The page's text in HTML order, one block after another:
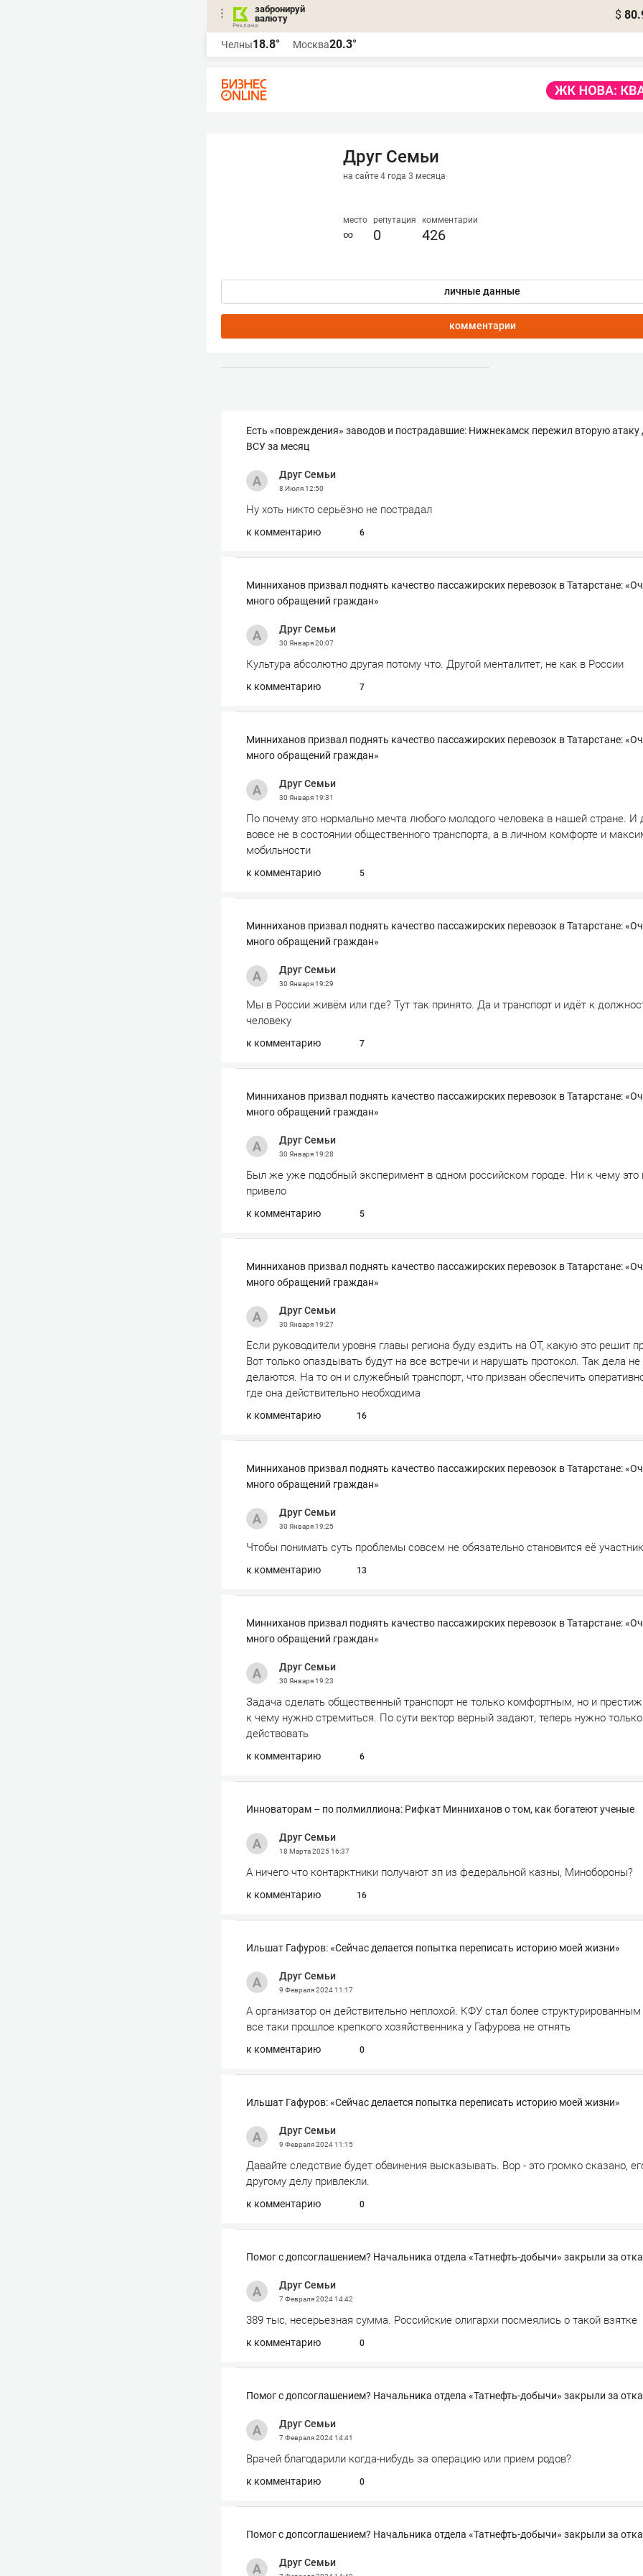
забронируй
валюту
$
Челны18.8° Москва20.3°
Друг Семьи
на сайте 4 года 3 месяца
место
∞
репутация
0
комментарии
426
личные данные
комментарии
Есть «повреждения» заводов и пострадавшие: Нижнекамск пережил вторую атаку
ВСУ за месяц
Друг Семьи
8 Июля12:50
Ну хоть никто серьёзно не пострадал
к комментарию 6
Минниханов призвал поднять качество пассажирских перевозок в Татарстане:
много обращений граждан»
Друг Семьи
30 Января20:07
Культура абсолютно другая потому что. Другой менталитет, не как в России
к комментарию 7
Минниханов призвал поднять качество пассажирских перевозок в Татарстане:
много обращений граждан»
Друг Семьи
30 Января19:31
По почему это нормально мечта любого молодого человека в нашей стране. И
вовсе не в состоянии общественного транспорта, а в личном комфорте и
мобильности
к комментарию 5
Минниханов призвал поднять качество пассажирских перевозок в Татарстане:
много обращений граждан»
Друг Семьи
30 Января19:29
Мы в России живём или где? Тут так принято. Да и транспорт и идёт к
человеку
к комментарию 7
Минниханов призвал поднять качество пассажирских перевозок в Татарстане:
много обращений граждан»
Друг Семьи
30 Января19:28
Был же уже подобный эксперимент в одном российском городе. Ни к чему это
привело
к комментарию 5
Минниханов призвал поднять качество пассажирских перевозок в Татарстане:
много обращений граждан»
Друг Семьи
30 Января19:27
Если руководители уровня главы региона буду ездить на ОТ, какую это решит
Вот только опаздывать будут на все встречи и нарушать протокол. Так дела не
делаются. На то он и служебный транспорт, что призван обеспечить
где она действительно необходима
к комментарию 16
Минниханов призвал поднять качество пассажирских перевозок в Татарстане:
много обращений граждан»
Друг Семьи
30 Января19:25
Чтобы понимать суть проблемы совсем не обязательно становится её
к комментарию 13
Минниханов призвал поднять качество пассажирских перевозок в Татарстане:
много обращений граждан»
Друг Семьи
30 Января19:23
Задача сделать общественный транспорт не только комфортным, но и
к чему нужно стремиться. По сути вектор верный задают, теперь нужно только
действовать
к комментарию 6
Инноваторам – по полмиллиона: Рифкат Минниханов о том, как богатеют ученые
Друг Семьи
18 Марта 202516:37
А ничего что контарктники получают зп из федеральной казны, Минобороны?
к комментарию 16
Ильшат Гафуров: «Сейчас делается попытка переписать историю моей жизни»
Друг Семьи
9 Февраля 202411:17
А организатор он действительно неплохой. КФУ стал более
все таки прошлое крепкого хозяйственника у Гафурова не отнять
к комментарию 0
Ильшат Гафуров: «Сейчас делается попытка переписать историю моей жизни»
Друг Семьи
9 Февраля 202411:15
Давайте следствие будет обвинения высказывать. Вор - это громко сказано,
другому делу привлекли.
к комментарию 0
Помог с допсоглашением? Начальника отдела «Татнефть-добычи» закрыли за
Друг Семьи
7 Февраля 202414:42
389 тыс, несерьезная сумма. Российские олигархи посмеялись о такой взятке
к комментарию 0
Помог с допсоглашением? Начальника отдела «Татнефть-добычи» закрыли за
Друг Семьи
7 Февраля 202414:41
Врачей благодарили когда-нибудь за операцию или прием родов?
к комментарию 0
Помог с допсоглашением? Начальника отдела «Татнефть-добычи» закрыли за
Друг Семьи